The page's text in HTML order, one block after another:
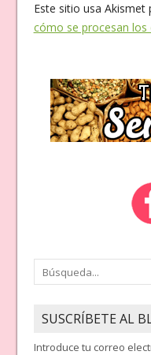
Este sitio usa Akismet
cómo se procesan
SUSCRÍBETE AL
Introduce tu correo